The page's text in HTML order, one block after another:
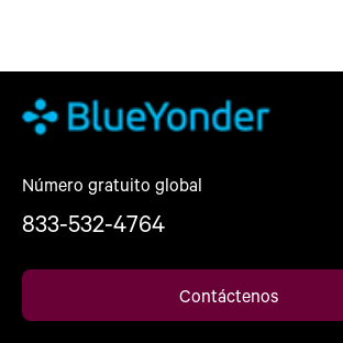
Número gratuito global
833-532-4764
Contáctenos